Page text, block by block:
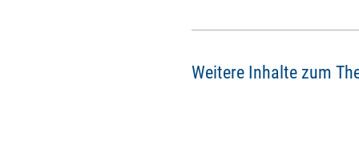
Weitere Inhalte zum